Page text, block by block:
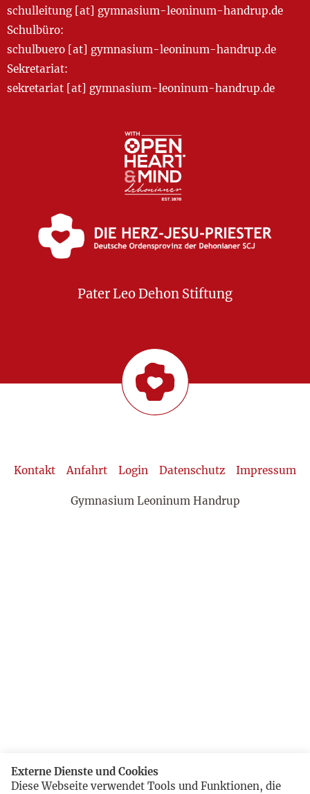
schulleitung [at] gymnasium-leoninum-handrup.de
Schulbüro:
schulbuero [at] gymnasium-leoninum-handrup.de
Sekretariat:
sekretariat [at] gymnasium-leoninum-handrup.de
Pater Leo Dehon Stiftung
Kontakt Anfahrt Login Datenschutz Impressum
Gymnasium Leoninum Handrup
Externe Dienste und Cookies
Diese Webseite verwendet Tools und Funktionen, die